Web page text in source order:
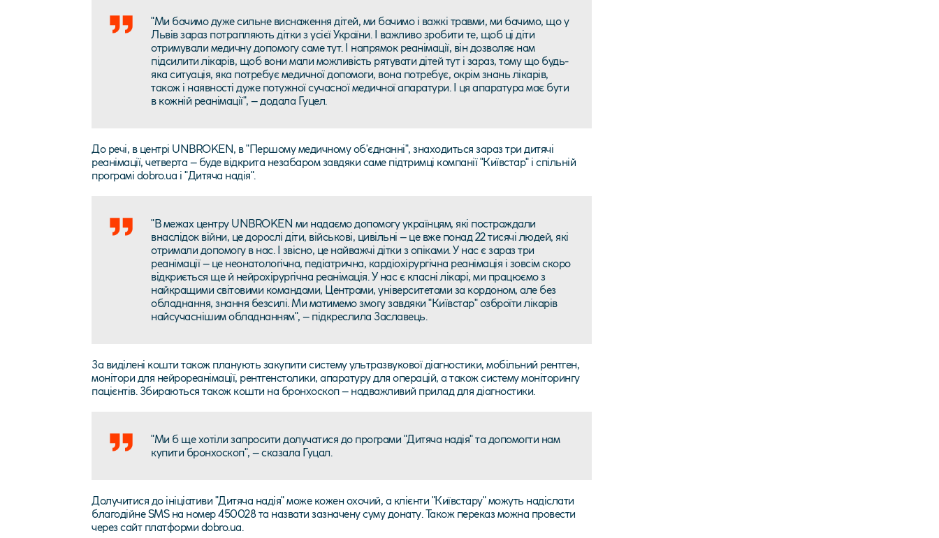
"Ми бачимо дуже сильне виснаження дітей, ми бачимо і важкі травми, ми бачимо, що у
Львів зараз потрапляють дітки з усієї України. І важливо зробити те, щоб ці діти
отримували медичну допомогу саме тут. І напрямок реанімації, він дозволяє нам
підсилити лікарів, щоб вони мали можливість рятувати дітей тут і зараз, тому що будь-
яка ситуація, яка потребує медичної допомоги, вона потребує, окрім знань лікарів,
також і наявності дуже потужної сучасної медичної апаратури. І ця апаратура має бути
в кожній реанімації", – додала Гуцел.
До речі, в центрі UNBROKEN, в "Першому медичному об'єднанні", знаходиться зараз три дитячі
реанімації, четверта – буде відкрита незабаром завдяки саме підтримці компанії "Київстар" і спільній
програмі dobro.ua і "Дитяча надія".
"В межах центру UNBROKEN ми надаємо допомогу українцям, які постраждали
внаслідок війни, це дорослі діти, військові, цивільні – це вже понад 22 тисячі людей, які
отримали допомогу в нас. І звісно, це найважчі дітки з опіками. У нас є зараз три
реанімації – це неонатологічна, педіатрична, кардіохірургічна реанімація і зовсім скоро
відкриється ще й нейрохірургічна реанімація. У нас є класні лікарі, ми працюємо з
найкращими світовими командами, Центрами, університетами за кордоном, але без
обладнання, знання безсилі. Ми матимемо змогу завдяки "Київстар" озброїти лікарів
найсучаснішим обладнанням", – підкреслила Заславець.
За виділені кошти також планують закупити систему ультразвукової діагностики, мобільний рентген,
монітори для нейрореанімації, рентгенстолики, апаратуру для операцій, а також систему моніторингу
пацієнтів. Збираються також кошти на бронхоскоп – надважливий прилад для діагностики.
"Ми б ще хотіли запросити долучатися до програми "Дитяча надія" та допомогти нам
купити бронхоскоп", – сказала Гуцал.
Долучитися до ініціативи "Дитяча надія" може кожен охочий, а клієнти "Київстару" можуть надіслати
благодійне SMS на номер 450028 та назвати зазначену суму донату. Також переказ можна провести
через сайт платформи dobro.ua.